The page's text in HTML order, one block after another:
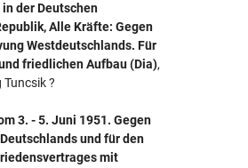
der Deutschen
Alle Kräfte: Gegen
Westdeutschlands. Für
friedlichen Aufbau (Dia),
Tuncsik ?
3. - 5. Juni 1951. Gegen
und für den
mit